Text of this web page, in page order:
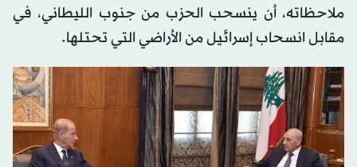
ملاحظاته، أن ينسحب الحزب من جنوب الليطاني، في
مقابل انسحاب إسرائيل من الأراضي التي تحتلها.